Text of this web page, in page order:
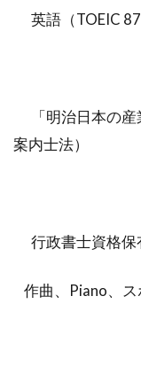
英語（TOEIC
「明治日本の産
案内士法）
行政書士資格保
作曲、Piano、